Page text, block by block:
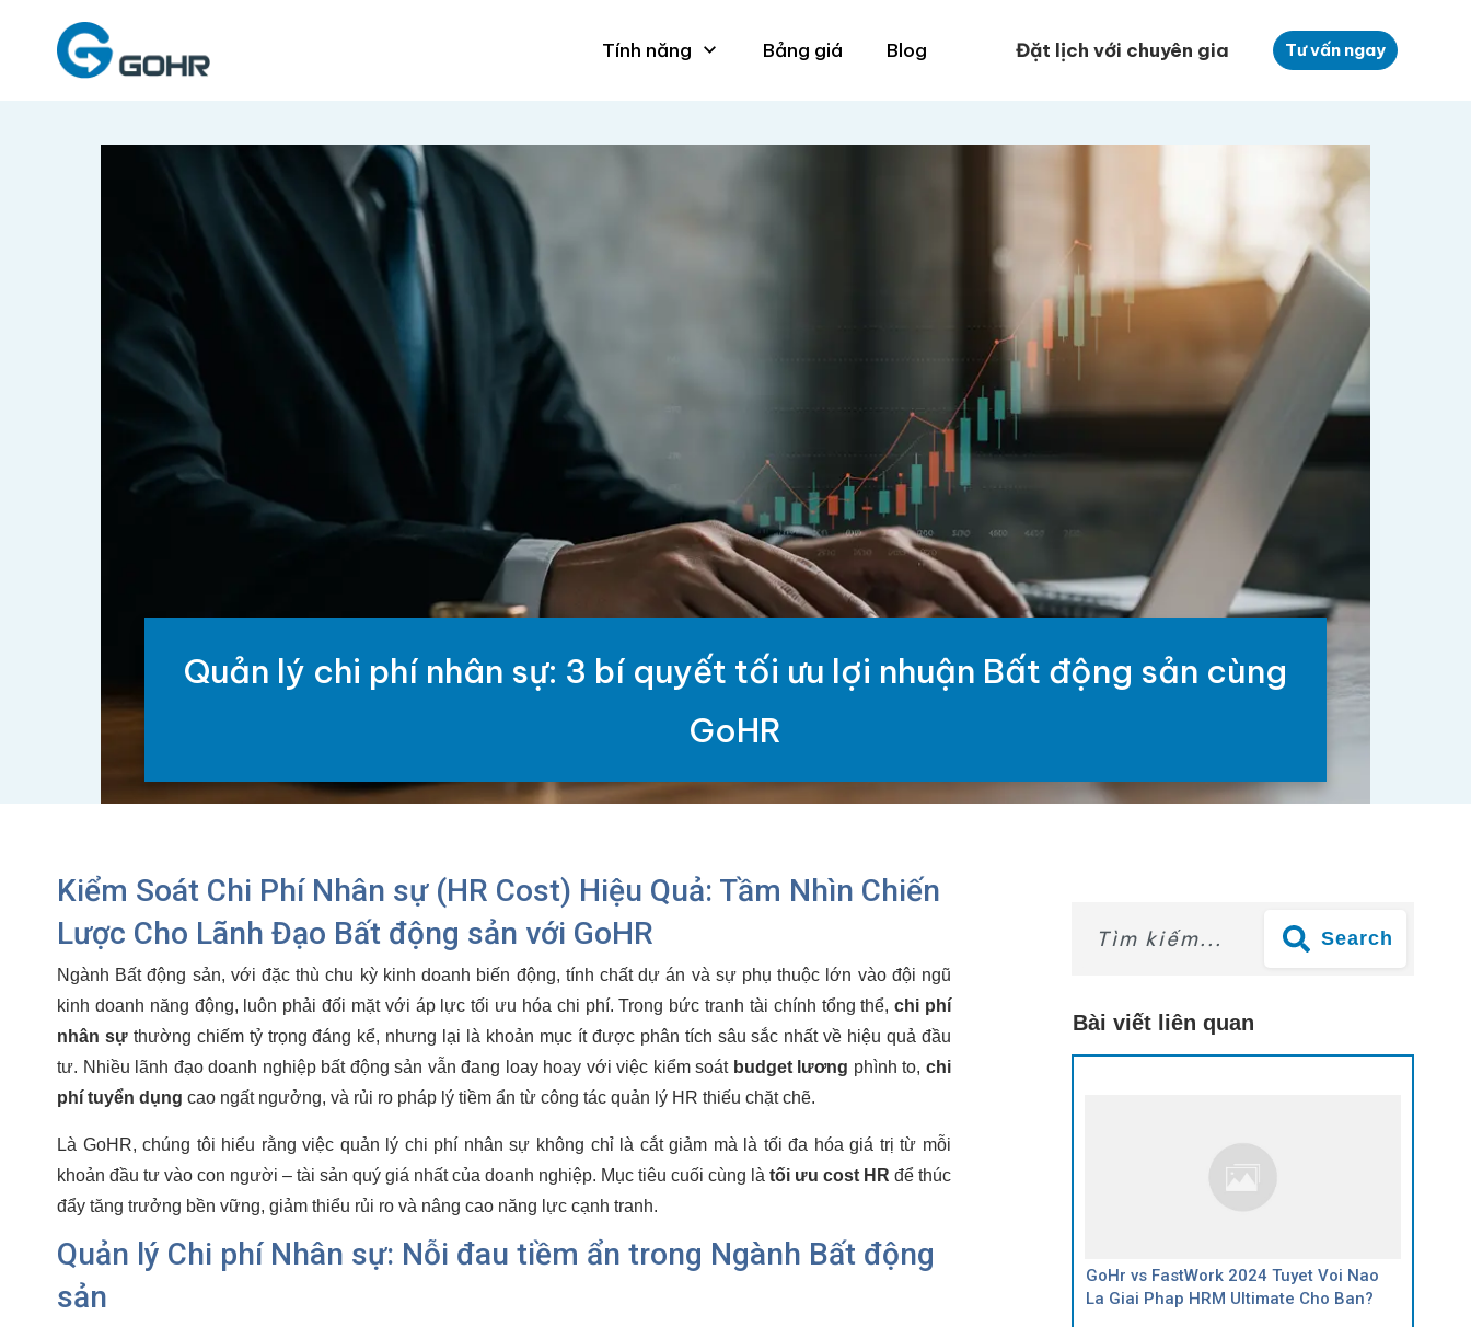
Tính năng Bảng giá Blog Đặt lịch với chuyên gia Tư vấn ngay
Quản lý chi phí nhân sự: 3 bí quyết tối ưu lợi nhuận Bất động sản cùng
GoHR
Kiểm Soát Chi Phí Nhân sự (HR Cost) Hiệu Quả: Tầm Nhìn Chiến
Lược Cho Lãnh Đạo Bất động sản với GoHR
Ngành Bất động sản, với đặc thù chu kỳ kinh doanh biến động, tính chất dự án và sự phụ thuộc lớn vào đội ngũ
kinh doanh năng động, luôn phải đối mặt với áp lực tối ưu hóa chi phí. Trong bức tranh tài chính tổng thể,chi phí
nhân sựthường chiếm tỷ trọng đáng kể, nhưng lại là khoản mục ít được phân tích sâu sắc nhất về hiệu quả đầu
tư. Nhiều lãnh đạo doanh nghiệp bất động sản vẫn đang loay hoay với việc kiểm soát budget lương phình to,chi
phí tuyển dụng cao ngất ngưởng, và rủi ro pháp lý tiềm ẩn từ công tác quản lý HR thiếu chặt chẽ.
Là GoHR, chúng tôi hiểu rằng việc quản lý chi phí nhân sự không chỉ là cắt giảm mà là tối đa hóa giá trị từ mỗi
khoản đầu tư vào con người – tài sản quý giá nhất của doanh nghiệp. Mục tiêu cuối cùng là tối ưu cost HR để thúc
đẩy tăng trưởng bền vững, giảm thiểu rủi ro và nâng cao năng lực cạnh tranh.
Quản lý Chi phí Nhân sự: Nỗi đau tiềm ẩn trong Ngành Bất động
sản
Search
Bài viết liên quan
GoHr vs FastWork 2024 Tuyet Voi Nao
La Giai Phap HRM Ultimate Cho Ban?